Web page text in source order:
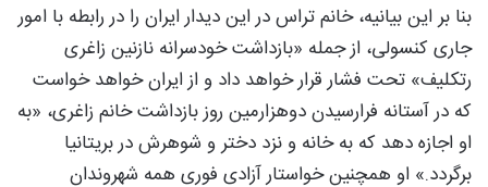
بنا بر این بیانیه، خانم تراس در این دیدار ایران را در رابطه با امور
جاری کنسولی، از جمله «بازداشت خودسرانه نازنین زاغری
رتکلیف» تحت فشار قرار خواهد داد و از ایران خواهد خواست
که در آستانه فرارسیدن دوهزارمین روز بازداشت خانم زاغری، «به
او اجازه دهد که به خانه و نزد دختر و شوهرش در بریتانیا
برگردد.» او همچنین خواستار آزادی فوری همه شهروندان